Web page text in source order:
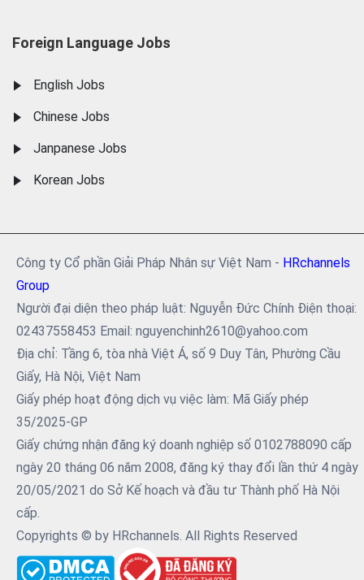
Foreign Language Jobs
English Jobs
Chinese Jobs
Janpanese Jobs
Korean Jobs
Công ty Cổ phần Giải Pháp Nhân sự Việt Nam - HRchannels
Group
Người đại diện theo pháp luật: Nguyễn Đức Chính Điện thoại:
02437558453 Email: nguyenchinh2610@yahoo.com
Địa chỉ: Tầng 6, tòa nhà Việt Á, số 9 Duy Tân, Phường Cầu
Giấy, Hà Nội, Việt Nam
Giấy phép hoạt động dịch vụ việc làm: Mã Giấy phép
35/2025-GP
Giấy chứng nhận đăng ký doanh nghiệp số 0102788090 cấp
ngày 20 tháng 06 năm 2008, đăng ký thay đổi lần thứ 4 ngày
20/05/2021 do Sở Kế hoạch và đầu tư Thành phố Hà Nội
cấp.
Copyrights © by HRchannels. All Rights Reserved